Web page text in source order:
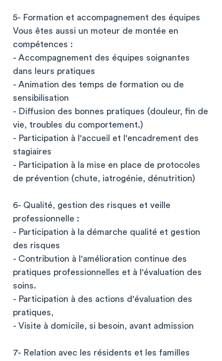
5- Formation et accompagnement des équipes
Vous êtes aussi un moteur de montée en
compétences :
- Accompagnement des équipes soignantes
dans leurs pratiques
- Animation des temps de formation ou de
sensibilisation
- Diffusion des bonnes pratiques (douleur, fin de
vie, troubles du comportement.)
- Participation à l'accueil et l'encadrement des
stagiaires
- Participation à la mise en place de protocoles
de prévention (chute, iatrogénie, dénutrition)
6- Qualité, gestion des risques et veille
professionnelle :
- Participation à la démarche qualité et gestion
des risques
- Contribution à l'amélioration continue des
pratiques professionnelles et à l'évaluation des
soins.
- Participation à des actions d'évaluation des
pratiques,
- Visite à domicile, si besoin, avant admission
7- Relation avec les résidents et les familles